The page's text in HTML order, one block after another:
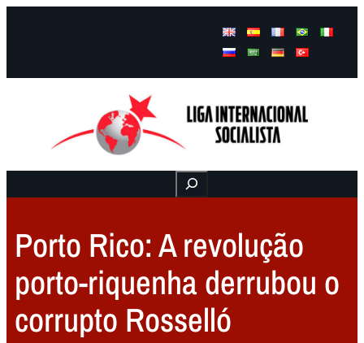
Buscar
Porto Rico: A revolução
porto-riquenha derrubou o
corrupto Rosselló